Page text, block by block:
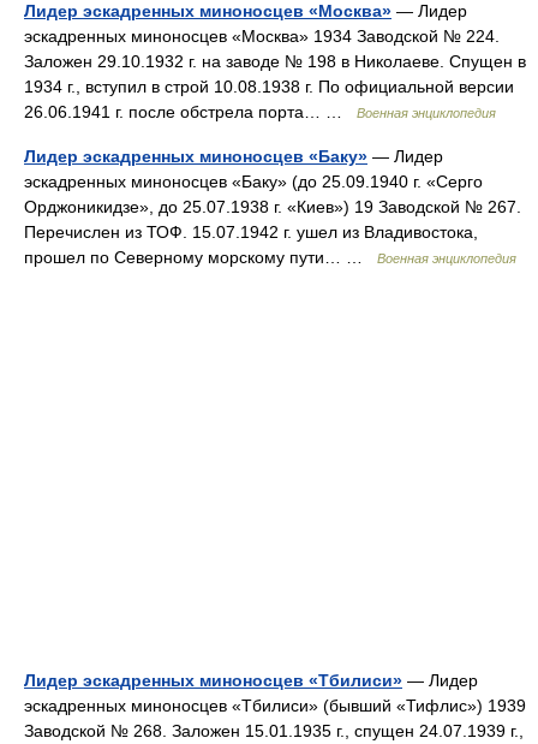
Лидер эскадренных миноносцев «Москва» — Лидер
эскадренных миноносцев «Москва» 1934 Заводской № 224.
Заложен 29.10.1932 г. на заводе № 198 в Николаеве. Спущен в
1934 г., вступил в строй 10.08.1938 г. По официальной версии
26.06.1941 г. после обстрела порта… …
Военная энциклопедия
Лидер эскадренных миноносцев «Баку» — Лидер
эскадренных миноносцев «Баку» (до 25.09.1940 г. «Серго
Орджоникидзе», до 25.07.1938 г. «Киев») 19 Заводской № 267.
Перечислен из ТОФ. 15.07.1942 г. ушел из Владивостока,
прошел по Северному морскому пути… …
Военная энциклопедия
Лидер эскадренных миноносцев «Тбилиси» — Лидер
эскадренных миноносцев «Тбилиси» (бывший «Тифлис») 1939
Заводской № 268. Заложен 15.01.1935 г., спущен 24.07.1939 г.,